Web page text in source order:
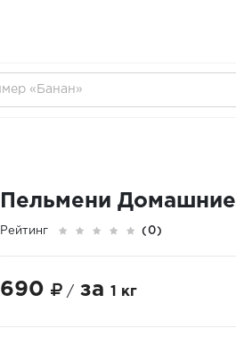
Пельмени Домашние
Рейтинг (0)
690 /за 1 кг